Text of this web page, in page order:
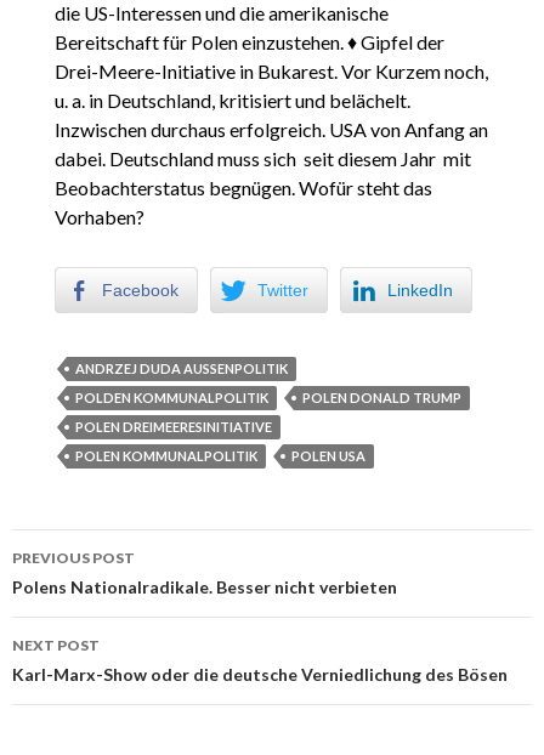
die US-Interessen und die amerikanische
Bereitschaft für Polen einzustehen. ♦ Gipfel der
Drei-Meere-Initiative in Bukarest. Vor Kurzem noch,
u. a. in Deutschland, kritisiert und belächelt.
Inzwischen durchaus erfolgreich. USA von Anfang an
dabei. Deutschland muss sich seit diesem Jahr mit
Beobachterstatus begnügen. Wofür steht das
Vorhaben?
Facebook Twitter LinkedIn
ANDRZEJ DUDA AUSSENPOLITIK
POLDEN KOMMUNALPOLITIK
POLEN DONALD TRUMP
POLEN DREIMEERESINITIATIVE
POLEN KOMMUNALPOLITIK
POLEN USA
Post navigation
PREVIOUS POST
Polens Nationalradikale. Besser nicht verbieten
NEXT POST
Karl-Marx-Show oder die deutsche Verniedlichung des Bösen